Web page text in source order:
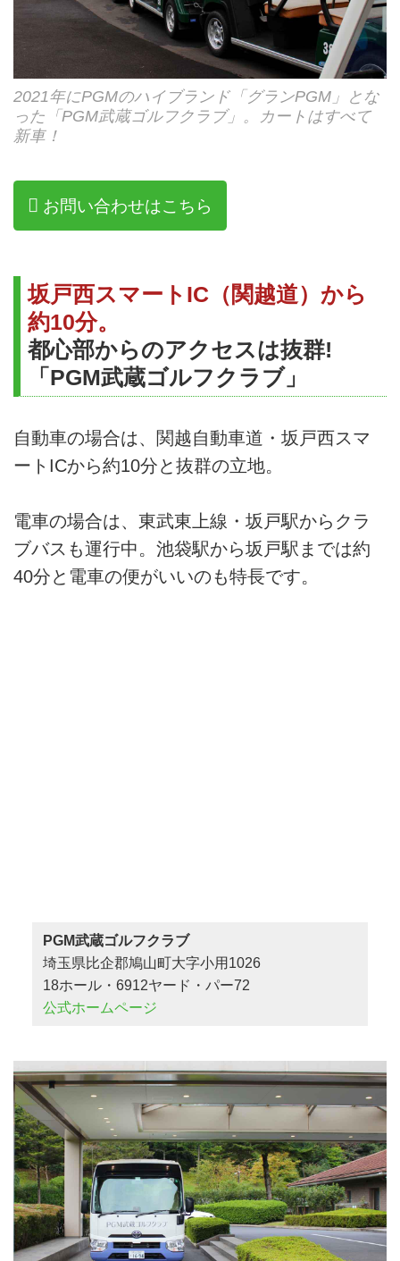
2021年にPGMのハイブランド「グランPGM」とな
った「PGM武蔵ゴルフクラブ」。カートはすべて
新車！
お問い合わせはこちら
坂戸西スマートIC（関越道）から
約10分。
都心部からのアクセスは抜群!
「PGM武蔵ゴルフクラブ」
自動車の場合は、関越自動車道・坂戸西スマ
ートICから約10分と抜群の立地。
電車の場合は、東武東上線・坂戸駅からクラ
ブバスも運行中。池袋駅から坂戸駅までは約
40分と電車の便がいいのも特長です。
PGM武蔵ゴルフクラブ
埼玉県比企郡鳩山町大字小用1026
18ホール・6912ヤード・パー72
公式ホームページ